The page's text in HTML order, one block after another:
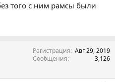
того с ним рамсы были
Регистрация Авг 29, 2019
Сообщения
3,126